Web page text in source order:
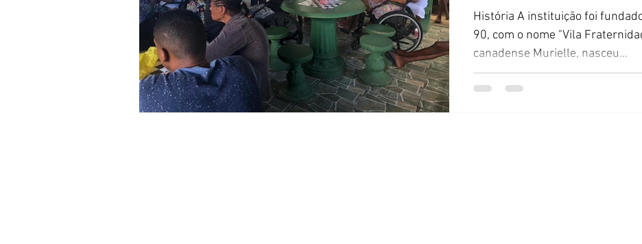
História A instituição foi
90, com o nome "Vila
canadense Murielle, nasceu...